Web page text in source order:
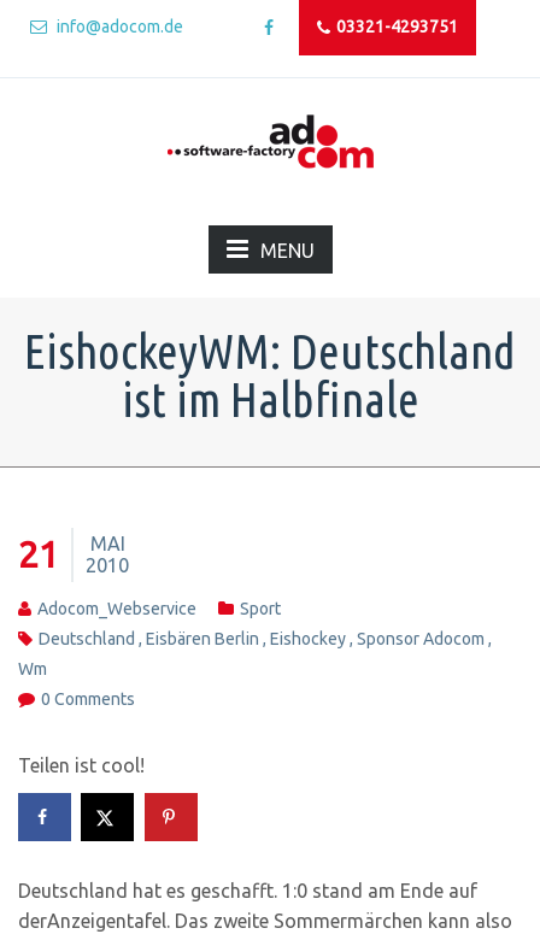
info@adocom.de 03321-4293751
MENU
EishockeyWM: Deutschland
ist im Halbfinale
21
MAI
2010
Adocom_Webservice
Sport
Deutschland , Eisbären Berlin , Eishockey, Sponsor Adocom ,
Wm
0 Comments
Teilen ist cool!
Deutschland hat es geschafft. 1:0 stand am Ende auf
derAnzeigentafel. Das zweite Sommermärchen kann also